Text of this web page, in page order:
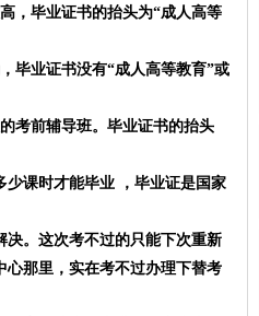
，毕业证书的抬头为“成人高等
毕业证书没有“成人高等教育”或
考前辅导班。毕业证书的抬头
少课时才能毕业 ，毕业证是国家
决。这次考不过的只能下次重新
心那里，实在考不过办理下替考